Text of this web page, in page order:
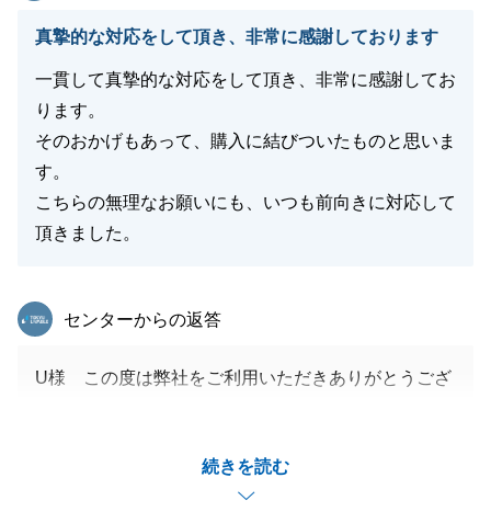
真摯的な対応をして頂き、非常に感謝しております
一貫して真摯的な対応をして頂き、非常に感謝してお
ります。
そのおかげもあって、購入に結びついたものと思いま
す。
こちらの無理なお願いにも、いつも前向きに対応して
頂きました。
続きを読む
東急リバブル
センターからの返答
U様 この度は弊社をご利用いただきありがとうござ
変お世話になりました。
私も大好きなマンションで、喜んでいただき大変うれ